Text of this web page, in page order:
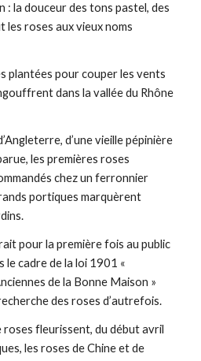
: la douceur des tons pastel, des
les roses aux vieux noms
dans la vallée du Rhône
les premières roses
chez un ferronnier
portiques marquèrent
le cadre de la loi 1901 «
de la Bonne Maison »
des roses d’autrefois.
les roses de Chine et de